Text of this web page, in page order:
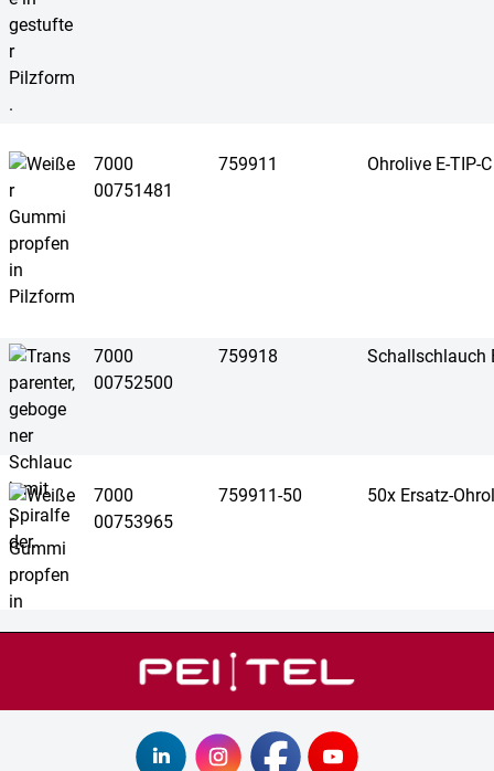
7000
00751481
759911 Ohrolive E-TIP-C
7000
00752500
759918 Schallschlauch
7000
00753965
759911-50 50x Ersatz-